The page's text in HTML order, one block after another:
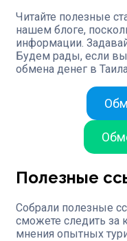
Читайте полезные
нашем блоге,
информации.
Будем рады, если
обмена денег в
Полезные
Собрали полезные
сможете следить за
мнения опытных